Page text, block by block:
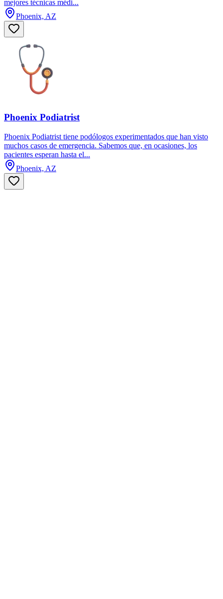
mejores técnicas médi...
Phoenix, AZ
Phoenix Podiatrist
Phoenix Podiatrist tiene podólogos experimentados que han visto
muchos casos de emergencia. Sabemos que, en ocasiones, los
pacientes esperan hasta el...
Phoenix, AZ